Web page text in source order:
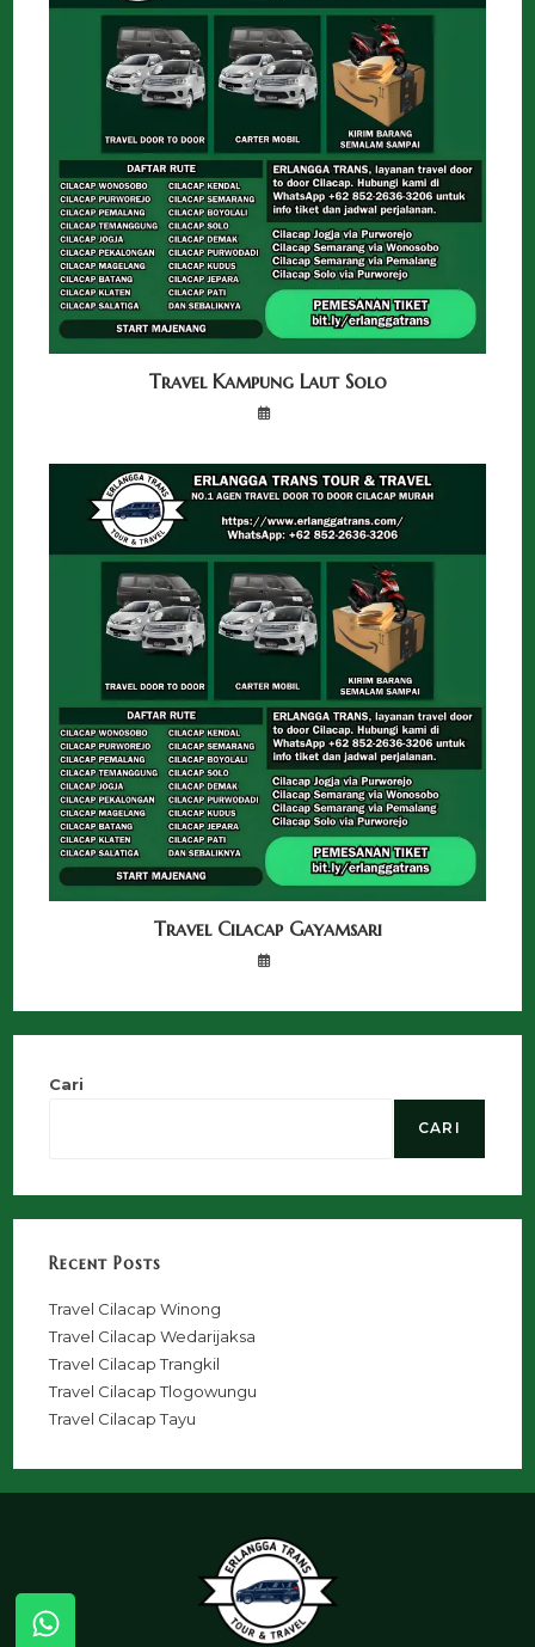
Travel Kampung Laut Solo
Travel Cilacap Gayamsari
Cari
CARI
Recent Posts
Travel Cilacap Winong
Travel Cilacap Wedarijaksa
Travel Cilacap Trangkil
Travel Cilacap Tlogowungu
Travel Cilacap Tayu